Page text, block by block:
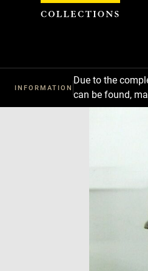
INFORMATION
Due to the
can be found,
Cookies management panel